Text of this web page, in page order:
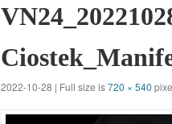
2022-10-28 | Full size is720 × 540